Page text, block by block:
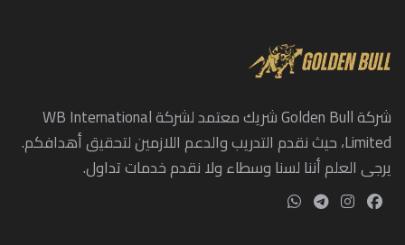
شركة Golden Bull شريك معتمد لشركة WB International
Limited، حيث نقدم التدريب والدعم اللازمين لتحقيق أهدافكم.
يرجى العلم أننا لسنا وسطاء ولا نقدم خدمات تداول.